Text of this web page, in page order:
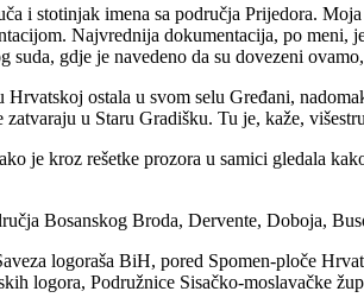
i stotinjak imena sa područja Prijedora.
Najvrednija dokumentacija, po
suda, gdje je navedeno da su dovezeni
ostala u svom selu Gređani,
u Staru Gradišku. Tu je, kaže,
je kroz rešetke prozora u samici gledala
Bosanskog Broda, Dervente, Doboja,
logoraša BiH, pored Spomen-ploče
logora, Podružnice Sisačko-moslavačke